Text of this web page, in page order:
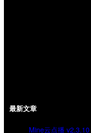
最新文章
Mine云点播 v2.3.10